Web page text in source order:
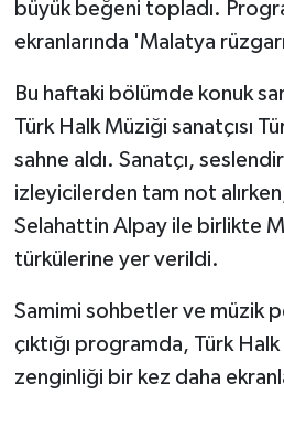
büyük beğeni topladı.
ekranlarında 'Malatya
Bu haftaki bölümde konuk
Türk Halk Müziği sanatçısı
sahne aldı. Sanatçı,
izleyicilerden tam not
Selahattin Alpay ile birlikte
türkülerine yer verildi.
Samimi sohbetler ve müzik
çıktığı programda, Türk
zenginliği bir kez daha